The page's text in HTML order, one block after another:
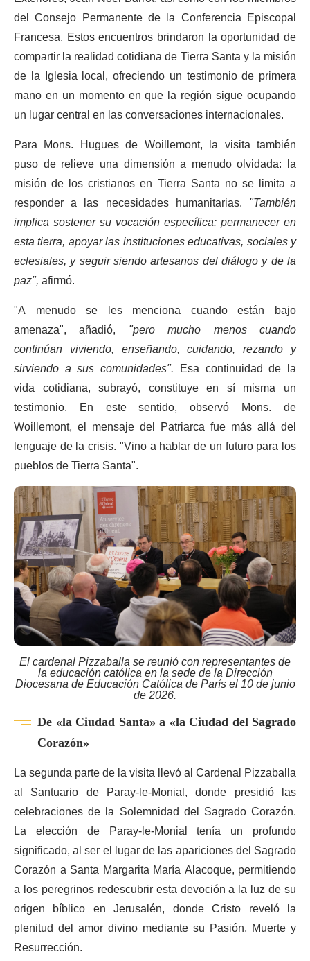
del Consejo Permanente de la Conferencia Episcopal
Francesa. Estos encuentros brindaron la oportunidad de
compartir la realidad cotidiana de Tierra Santa y la misión
de la Iglesia local, ofreciendo un testimonio de primera
mano en un momento en que la región sigue ocupando
un lugar central en las conversaciones internacionales.
Para Mons. Hugues de Woillemont, la visita también
puso de relieve una dimensión a menudo olvidada: la
misión de los cristianos en Tierra Santa no se limita a
responder a las necesidades humanitarias. "También
implica sostener su vocación específica: permanecer en
esta tierra, apoyar las instituciones educativas, sociales y
eclesiales, y seguir siendo artesanos del diálogo y de la
paz",afirmó.
"A menudo se les menciona cuando están bajo
amenaza", añadió, "pero mucho menos cuando
continúan viviendo, enseñando, cuidando, rezando y
sirviendo a sus comunidades". Esa continuidad de la
vida cotidiana, subrayó, constituye en sí misma un
testimonio. En este sentido, observó Mons. de
Woillemont, el mensaje del Patriarca fue más allá del
lenguaje de la crisis. "Vino a hablar de un futuro para los
pueblos de Tierra Santa".
El cardenal Pizzaballa se reunió con representantes de
la educación católica en la sede de la Dirección
Diocesana de Educación Católica de París el 10 de junio
de 2026.
De «la Ciudad Santa» a «la Ciudad del Sagrado
Corazón»
La segunda parte de la visita llevó al Cardenal Pizzaballa
al Santuario de Paray-le-Monial, donde presidió las
celebraciones de la Solemnidad del Sagrado Corazón.
La elección de Paray-le-Monial tenía un profundo
significado, al ser el lugar de las apariciones del Sagrado
Corazón a Santa Margarita María Alacoque, permitiendo
a los peregrinos redescubrir esta devoción a la luz de su
origen bíblico en Jerusalén, donde Cristo reveló la
plenitud del amor divino mediante su Pasión, Muerte y
Resurrección.